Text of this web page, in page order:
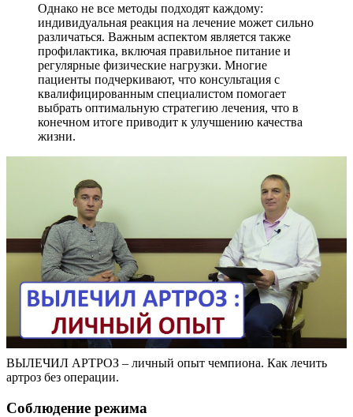
Однако не все методы подходят каждому:
индивидуальная реакция на лечение может сильно
различаться. Важным аспектом является также
профилактика, включая правильное питание и
регулярные физические нагрузки. Многие
пациенты подчеркивают, что консультация с
квалифицированным специалистом помогает
выбрать оптимальную стратегию лечения, что в
конечном итоге приводит к улучшению качества
жизни.
ВЫЛЕЧИЛ АРТРОЗ – личный опыт чемпиона. Как лечить
артроз без операции.
Соблюдение режима